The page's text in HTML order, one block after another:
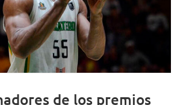
de los premios